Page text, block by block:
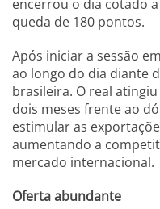
encerrou o dia cotado
queda de 180 pontos.
Após iniciar a sessão
ao longo do dia diante
brasileira. O real
dois meses frente ao
estimular as
aumentando a
mercado internacional.
Oferta abundante